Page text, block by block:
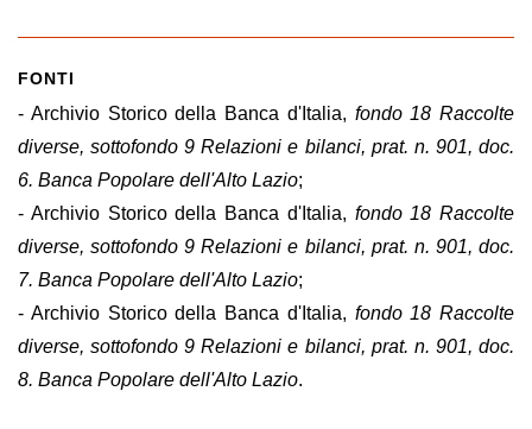
FONTI
- Archivio Storico della Banca d'Italia, fondo 18 Raccolte
diverse, sottofondo 9 Relazioni e bilanci, prat. n. 901, doc.
6. Banca Popolare dell'Alto Lazio;
- Archivio Storico della Banca d'Italia, fondo 18 Raccolte
diverse, sottofondo 9 Relazioni e bilanci, prat. n. 901, doc.
7. Banca Popolare dell'Alto Lazio;
- Archivio Storico della Banca d'Italia, fondo 18 Raccolte
diverse, sottofondo 9 Relazioni e bilanci, prat. n. 901, doc.
8. Banca Popolare dell'Alto Lazio.